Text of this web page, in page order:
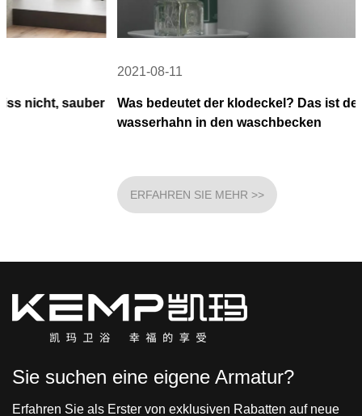
Was bedeutet der klodeckel? Das ist der gängige
wasserhahn in den waschbecken
ERFAHREN SIE MEHR >>
Sie suchen eine eigene Armatur?
Erfahren Sie als Erster von exklusiven Rabatten auf neue